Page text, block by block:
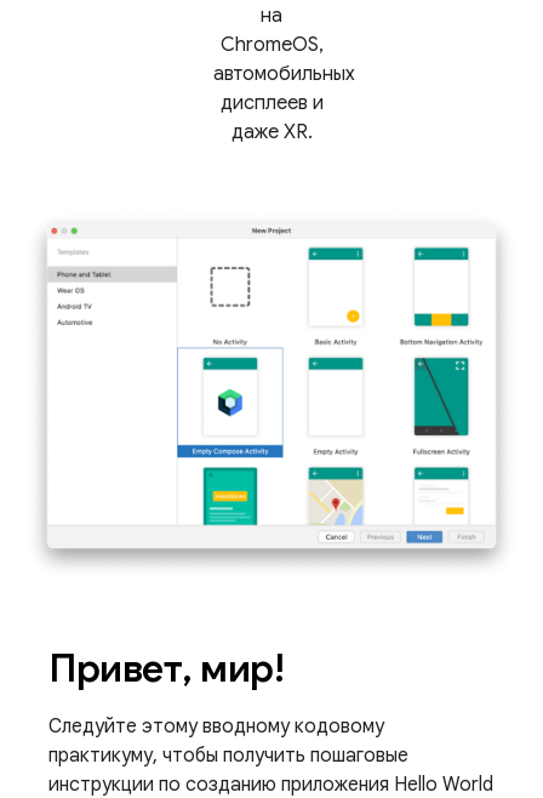
на
ChromeOS,
автомобильных
дисплеев и
даже XR.
Привет, мир!
Следуйте этому вводному кодовому
практикуму, чтобы получить пошаговые
инструкции по созданию приложения Hello World